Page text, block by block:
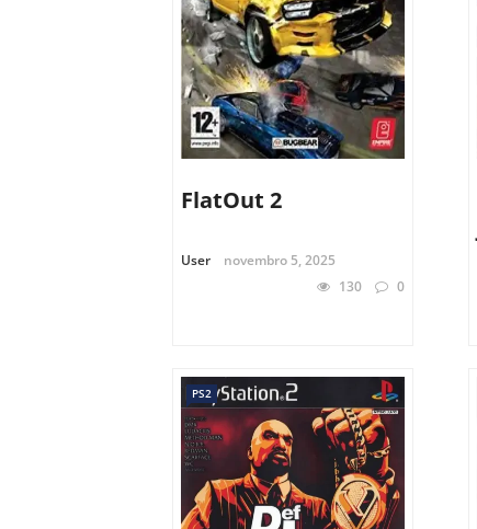
FlatOut 2
User
novembro 5, 2025
130
0
PS2